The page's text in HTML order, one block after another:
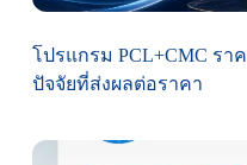
โปรแกรม PCL+CMC รา
ปัจจัยที่ส่งผลต่อราคา